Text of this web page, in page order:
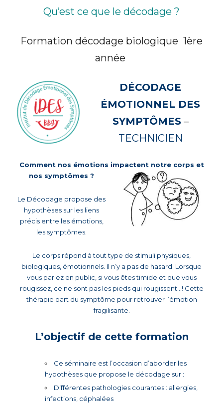
Qu’est ce que le décodage ?
Formation décodage biologique 1ère
année
DÉCODAGE
ÉMOTIONNEL DES
SYMPTÔMES–
TECHNICIEN
Comment nos émotions impactent notre corps et
nos symptômes ?
Le Décodage propose des
hypothèses sur les liens
précis entre les émotions,
les symptômes.
Le corps répond à tout type de stimuli physiques,
biologiques, émotionnels. Il n’y a pas de hasard. Lorsque
vous parlez en public, si vous êtes timide et que vous
rougissez, ce ne sont pas les pieds qui rougissent…! Cette
thérapie part du symptôme pour retrouver l’émotion
fragilisante.
L’objectif de cette formation
Ce séminaire est l’occasion d’aborder les
hypothèses que propose le décodage sur :
Différentes pathologies courantes : allergies,
infections, céphalées